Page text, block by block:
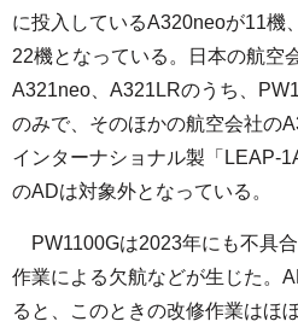
に投入しているA320neoが11機
22機となっている。日本の航空
A321neo、A321LRのうち、
のみで、そのほかの航空会社の
インターナショナル製「LEAP-
のADは対象外となっている。
PW1100Gは2023年にも不具
作業による欠航などが生じた。
ると、このときの改修作業はほ